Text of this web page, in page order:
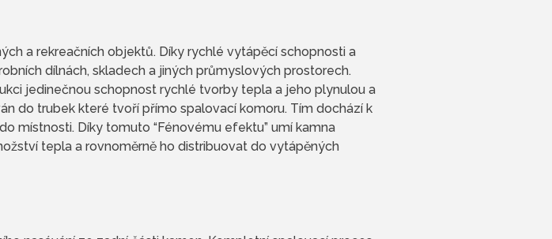
a rekreačních objektů. Díky rychlé vytápěcí schopnosti a
dílnách, skladech a jiných průmyslových prostorech.
jedinečnou schopnost rychlé tvorby tepla a jeho plynulou a
do trubek které tvoří přímo spalovací komoru. Tím dochází k
místnosti. Díky tomuto “Fénovému efektu” umí kamna
tepla a rovnoměrně ho distribuovat do vytápěných